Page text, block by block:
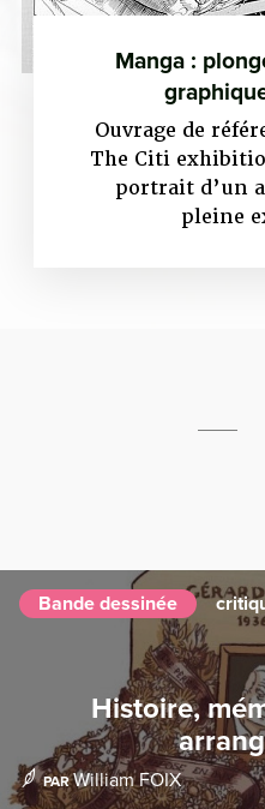
Manga :
Ouvrage de
The Citi
portrait d’un
pleine
Bande dessinée
Histoire,
PARWilliam FOIX